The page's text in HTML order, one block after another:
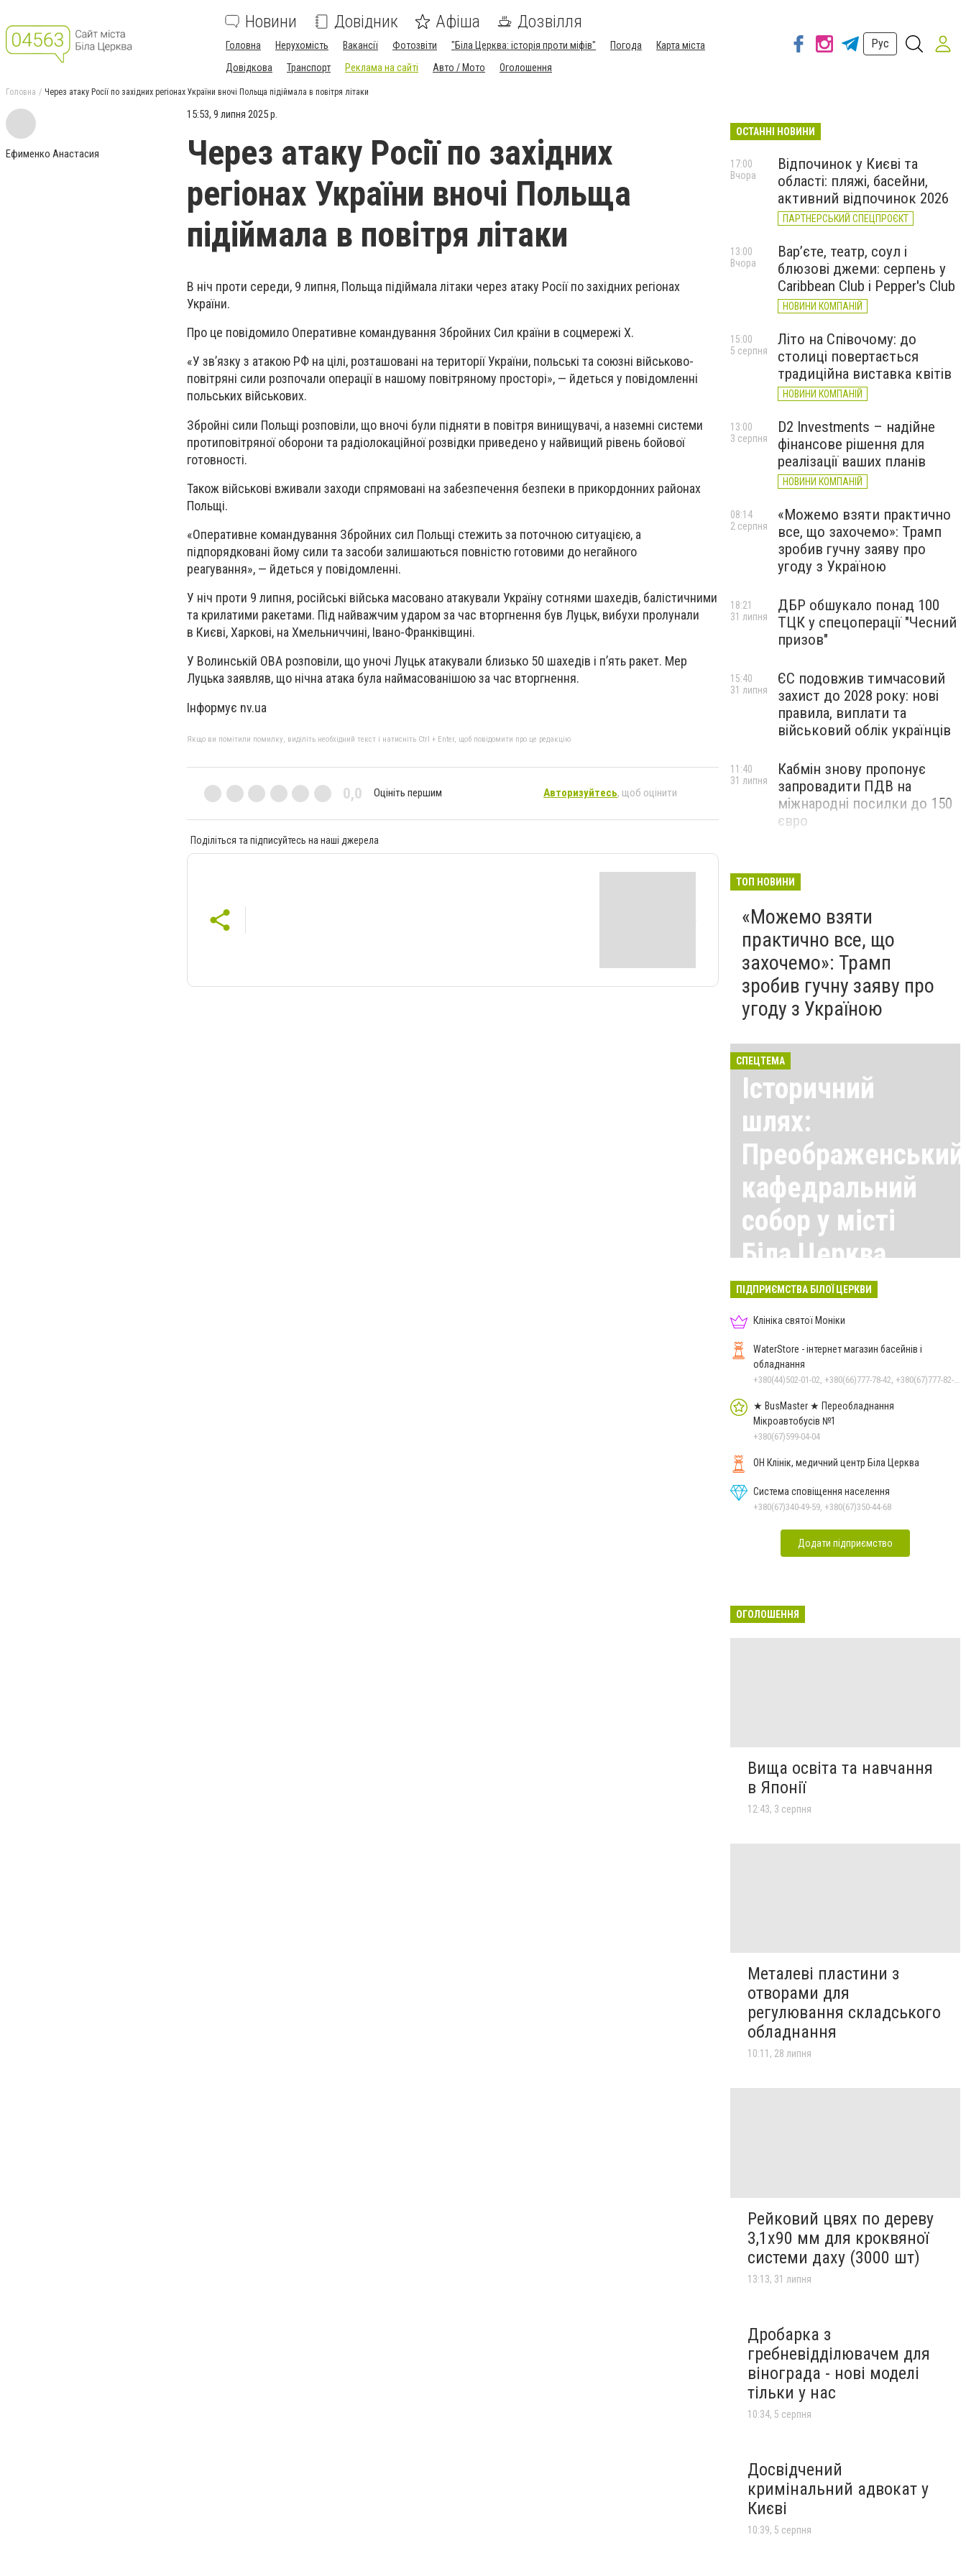
Новини Довідник Афіша Дозвілля
Головна Нерухомість Вакансії Фотозвіти "Біла Церква: історія проти міфів" Погода
Карта міста
Довідкова
Транспорт Реклама на сайті Авто / Мото Оголошення
Рус
Головна Через атаку Росії по західних регіонах України вночі Польща підіймала в повітря літаки
Ефименко Анастасия
15:53, 9 липня 2025 р.
Через атаку Росії по західних
регіонах України вночі Польща
підіймала в повітря літаки
В ніч проти середи, 9 липня, Польща підіймала літаки через атаку Росії по західних регіонах
України.
Про це повідомило Оперативне командування Збройних Сил країни в соцмережі Х.
«У зв’язку з атакою РФ на цілі, розташовані на території України, польські та союзні військово-
повітряні сили розпочали операції в нашому повітряному просторі», — йдеться у повідомленні
польських військових.
Збройні сили Польщі розповіли, що вночі були підняти в повітря винищувачі, а наземні системи
протиповітряної оборони та радіолокаційної розвідки приведено у найвищий рівень бойової
готовності.
Також військові вживали заходи спрямовані на забезпечення безпеки в прикордонних районах
Польщі.
«Оперативне командування Збройних сил Польщі стежить за поточною ситуацією, а
підпорядковані йому сили та засоби залишаються повністю готовими до негайного
реагування», — йдеться у повідомленні.
У ніч проти 9 липня, російські війська масовано атакували Україну сотнями шахедів, балістичними
та крилатими ракетами. Під найважчим ударом за час вторгнення був Луцьк, вибухи пролунали
в Києві, Харкові, на Хмельниччині, Івано-Франківщині.
У Волинській ОВА розповіли, що уночі Луцьк атакували близько 50 шахедів і п’ять ракет. Мер
Луцька заявляв, що нічна атака була наймасованішою за час вторгнення.
Інформує nv.ua
Якщо ви помітили помилку, виділіть необхідний текст і натисніть Ctrl + Enter, щоб повідомити про це редакцію
0,0 Оцініть першим Авторизуйтесь, щоб оцінити
Поділіться та підписуйтесь на наші джерела
ОСТАННІ НОВИНИ
Відпочинок у Києві та
області: пляжі, басейни,
активний відпочинок 2026
ПАРТНЕРСЬКИЙ СПЕЦПРОЄКТ
17:00
Вчора
Вар’єте, театр, соул і
блюзові джеми: серпень у
Caribbean Club і Pepper's Club
НОВИНИ КОМПАНІЙ
13:00
Вчора
Літо на Співочому: до
столиці повертається
традиційна виставка квітів
НОВИНИ КОМПАНІЙ
15:00
5 серпня
D2 Investments – надійне
фінансове рішення для
реалізації ваших планів
НОВИНИ КОМПАНІЙ
13:00
3 серпня
«Можемо взяти практично
все, що захочемо»: Трамп
зробив гучну заяву про
угоду з Україною
08:14
2 серпня
ДБР обшукало понад 100
ТЦК у спецоперації "Чесний
призов"
18:21
31 липня
ЄС подовжив тимчасовий
захист до 2028 року: нові
правила, виплати та
військовий облік українців
15:40
31 липня
Кабмін знову пропонує
запровадити ПДВ на
міжнародні посилки до 150
євро
11:40
31 липня
ТОП НОВИНИ
«Можемо взяти
практично все, що
захочемо»: Трамп
зробив гучну заяву про
угоду з Україною
СПЕЦТЕМА
Історичний
шлях:
Преображенський
кафедральний
собор у місті
Біла Церква
Всі матеріали тут
ПІДПРИЄМСТВА БІЛОЇ ЦЕРКВИ
Клініка святої Моніки
WaterStore - інтернет магазин басейнів і
обладнання
★ BusMaster ★ Переобладнання
Мікроавтобусів №1
+380(67)599-04-04
ОН Клінік, медичний центр Біла Церква
Система сповіщення населення
+380(67)340-49-59, +380(67)350-44-68
Додати підприємство
ОГОЛОШЕННЯ
Вища освіта та навчання
в Японії
12:43, 3 серпня
Металеві пластини з
отворами для
регулювання складського
обладнання
10:11, 28 липня
Рейковий цвях по дереву
3,1х90 мм для кроквяної
системи даху (3000 шт)
13:13, 31 липня
Дробарка з
гребневідділювачем для
вінограда - нові моделі
тільки у нас
10:34, 5 серпня
Досвідчений
кримінальний адвокат у
Києві
10:39, 5 серпня